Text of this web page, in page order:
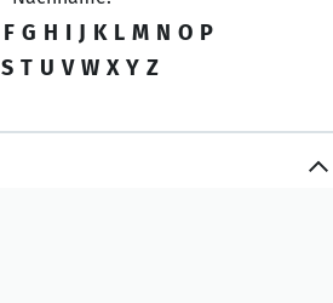
F G H I J K L M N O P
S T U V W X Y Z